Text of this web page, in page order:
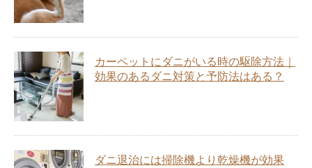
カーペットにダニがいる時の駆除方法｜
効果のあるダニ対策と予防法はある？
ダニ退治には掃除機より乾燥機が効果